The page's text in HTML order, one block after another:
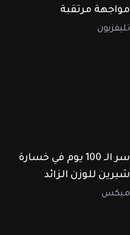
مواجهة مرتقبة
تليفزيون
سر الـ 100 يوم في خسارة
شيرين للوزن الزائد
ميكس